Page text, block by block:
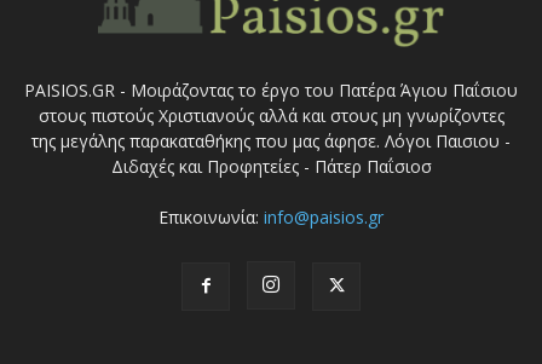
PAISIOS.GR - Μοιράζοντας το έργο του Πατέρα Άγιου Παΐσιου
στους πιστούς Χριστιανούς αλλά και στους μη γνωρίζοντες
της μεγάλης παρακαταθήκης που μας άφησε. Λόγοι Παισιου -
Διδαχές και Προφητείες - Πάτερ Παΐσιοσ
Επικοινωνία: info@paisios.gr